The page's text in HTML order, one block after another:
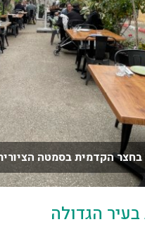
הקדמית בסמטה
הגדולה